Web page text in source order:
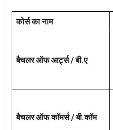
कोर्स का नाम
बैचलर ऑफ आर्ट्स / बी.ए
बैचलर ऑफ कॉमर्स / बी.कॉम